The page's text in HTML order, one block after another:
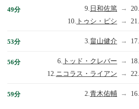
49分 9. 日和佐篤 → 20.
10. トゥシ・ピシ → 21.
53分 3. 畠山健介 → 17.
56分 6. トッド・クレバー → 18.
12. ニコラス・ライアン → 22.
59分 2. 青木佑輔 → 16.